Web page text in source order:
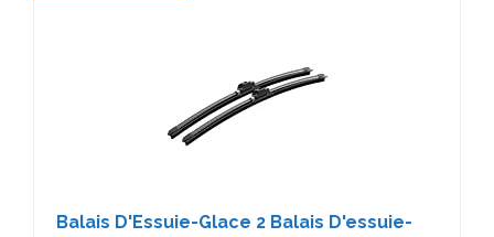
Balais D'Essuie-Glace 2 Balais D'essuie-